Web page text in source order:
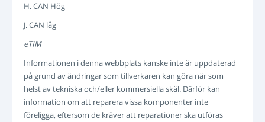
H. CAN Hög
J. CAN låg
eTIM
Informationen i denna webbplats kanske inte är uppdaterad
på grund av ändringar som tillverkaren kan göra när som
helst av tekniska och/eller kommersiella skäl. Därför kan
information om att reparera vissa komponenter inte
föreligga, eftersom de kräver att reparationer ska utföras